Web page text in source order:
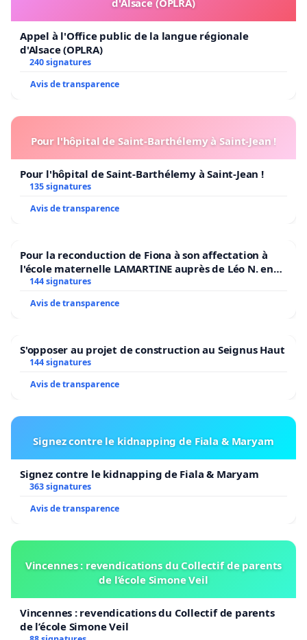
d'Alsace (OPLRA)
Appel à l'Office public de la langue régionale
d'Alsace (OPLRA)
240 signatures
Avis de transparence
Pour l'hôpital de Saint-Barthélemy à Saint-Jean !
Pour l'hôpital de Saint-Barthélemy à Saint-Jean !
135 signatures
Avis de transparence
Pour la reconduction de Fiona à son affectation à
l'école maternelle LAMARTINE auprès de Léo N. en
2026/2027
144 signatures
Avis de transparence
S'opposer au projet de construction au Seignus Haut
144 signatures
Avis de transparence
Signez contre le kidnapping de Fiala & Maryam
Signez contre le kidnapping de Fiala & Maryam
363 signatures
Avis de transparence
Vincennes : revendications du Collectif de parents
de l’école Simone Veil
Vincennes : revendications du Collectif de parents
de l’école Simone Veil